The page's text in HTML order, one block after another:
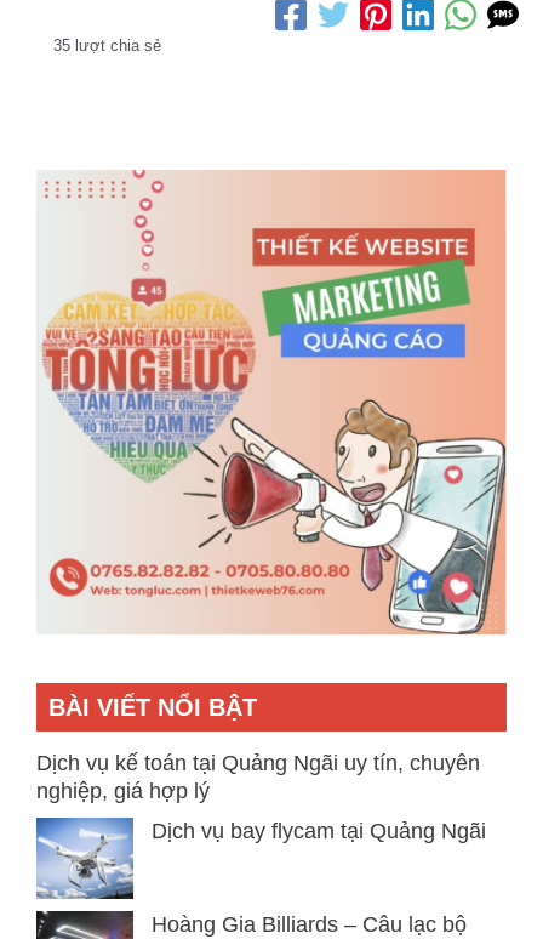
35 lượt chia sẻ
BÀI VIẾT NỔI BẬT
Dịch vụ kế toán tại Quảng Ngãi uy tín, chuyên
nghiệp, giá hợp lý
Dịch vụ bay flycam tại Quảng Ngãi
Hoàng Gia Billiards – Câu lạc bộ